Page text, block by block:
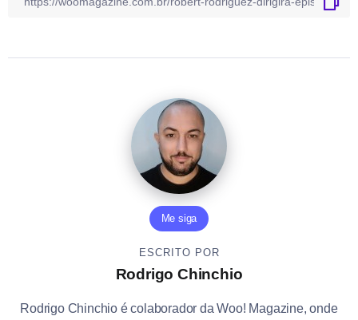
Me siga
ESCRITO POR
Rodrigo Chinchio
Rodrigo Chinchio é colaborador da Woo! Magazine, onde